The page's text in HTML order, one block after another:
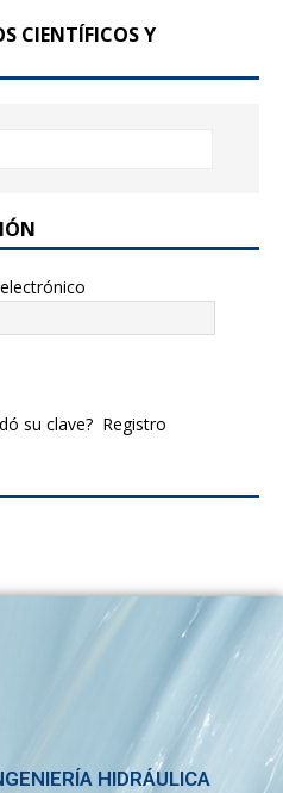
CIENTÍFICOS Y
su clave? Registro
HIDRÁULICA